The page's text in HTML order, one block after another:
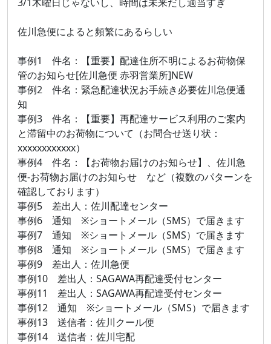
佐川急便によると頻繁にあるらしい
事例1 件名：【重要】配達住所不明によるお荷物保
管のお知らせ[佐川急便 赤羽営業所]NEW
事例2 件名：緊急配達状況お手続き必要佐川急便通
知
事例3 件名：【重要】再配達サービス利用のご案内
と滞留中のお荷物について（お問合せ送り状：
xxxxxxxxxxxx）
事例4 件名：【お荷物お届けのお知らせ】、佐川急
便-お荷物お届けのお知らせ など（複数のパターンを
確認しております）
事例5 差出人：佐川配達センター
事例6 通知 ※ショートメール（SMS）で届きます
事例7 通知 ※ショートメール（SMS）で届きます
事例8 通知 ※ショートメール（SMS）で届きます
事例9 差出人：佐川急便
事例10 差出人：SAGAWA再配達受付センター
事例11 差出人：SAGAWA再配達受付センター
事例12 通知 ※ショートメール（SMS）で届きます
事例13 送信者：佐川クール便
事例14 送信者：佐川宅配